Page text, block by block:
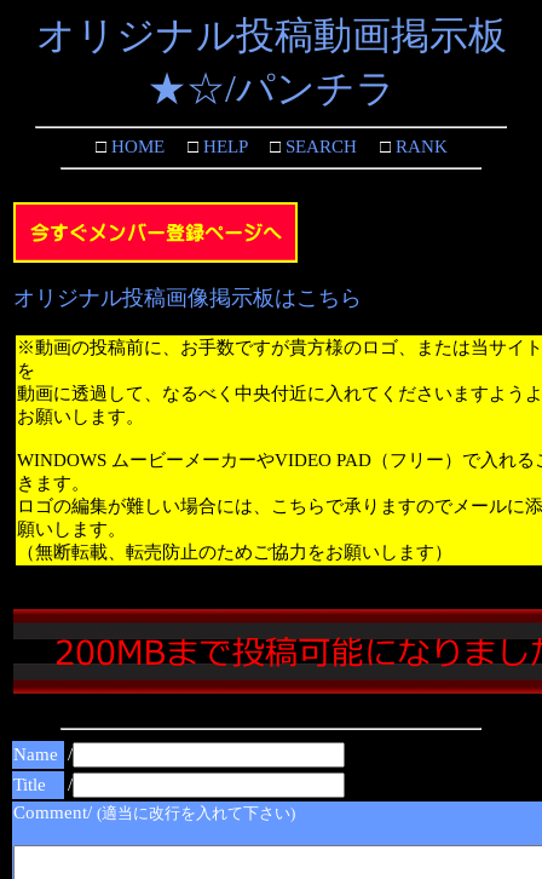
オリジナル投稿動画掲示板
★☆/パンチラ
□HOME□HELP□SEARCH□RANK
オリジナル投稿画像掲示板はこちら
※動画の投稿前に、お手数ですが貴方様のロゴ、または当サイ
を
動画に透過して、なるべく中央付近に入れてくださいますよう
お願いします。
WINDOWS ムービーメーカーやVIDEO PAD（フリー）で入れる
きます。
ロゴの編集が難しい場合には、こちらで承りますのでメールに
願いします。
（無断転載、転売防止のためご協力をお願いします）
Name /
Title
/
Comment/ (適当に改行を入れて下さい)